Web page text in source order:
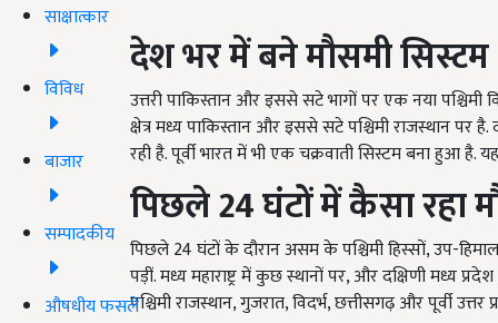
साक्षात्कार
विविध
बाजार
सम्पादकीय
औषधीय फसलें
देश भर में बने मौसमी सिस्टम
उत्तरी पाकिस्तान और इससे सटे भागों पर एक नया
क्षेत्र मध्य पाकिस्तान और इससे सटे पश्चिमी राजस्थान पर
रही है. पूर्वी भारत में भी एक चक्रवाती सिस्टम बना हुआ
पिछले 24घंटों में कैसा रहा
पिछले 24 घंटों के दौरान असम के पश्चिमी हिस्सों, उप-
पड़ीं. मध्य महाराष्ट्र में कुछ स्थानों पर, और दक्षिणी मध्य
पश्चिमी राजस्थान, गुजरात, विदर्भ, छत्तीसगढ़ और पूर्वी